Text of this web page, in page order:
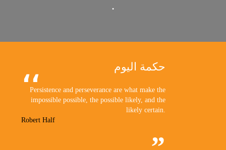
حكمة اليوم
Persistence and perseverance are what make the
impossible possible, the possible likely, and the
likely certain.
Robert Half